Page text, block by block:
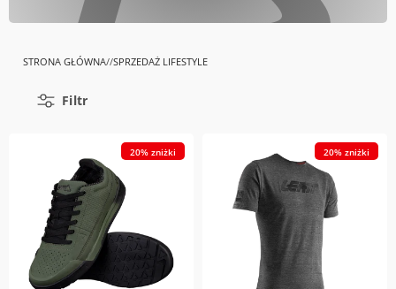
STRONA GŁÓWNA SPRZEDAŻ LIFESTYLE
Filtr
20% zniżki 20% zniżki